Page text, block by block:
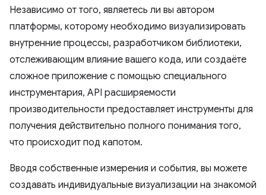
Независимо от того, являетесь ли вы автором
платформы, которому необходимо визуализировать
внутренние процессы, разработчиком библиотеки,
отслеживающим влияние вашего кода, или создаёте
сложное приложение с помощью специального
инструментария, API расширяемости
производительности предоставляет инструменты для
получения действительно полного понимания того,
что происходит под капотом.
Вводя собственные измерения и события, вы можете
создавать индивидуальные визуализации на знакомой